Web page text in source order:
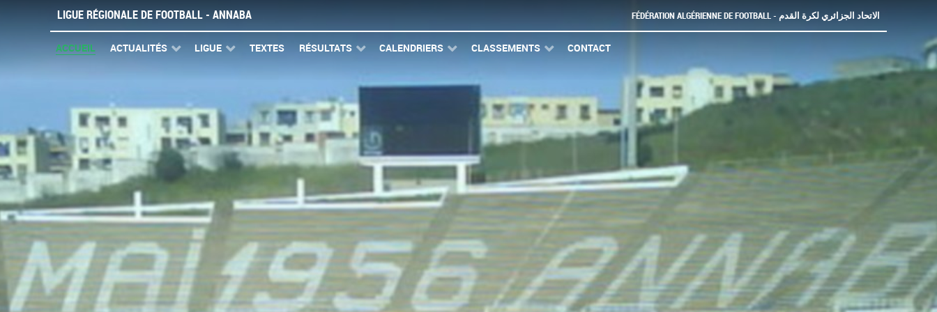
LIGUE RÉGIONALE DE FOOTBALL - ANNABA FÉDÉRATION ALGÉRIENNE DE FOOTBALL - الاتحاد الجزائري لكرة القدم
ACCUEIL ACTUALITÉS LIGUE TEXTES RÉSULTATS CALENDRIERS CLASSEMENTS CONTACT